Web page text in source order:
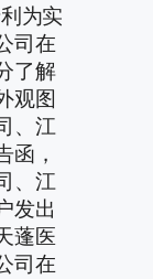
为实
司在
了解
观图
、江
函，
、江
发出
蓬医
司在